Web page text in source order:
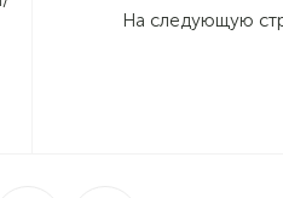
На следующую